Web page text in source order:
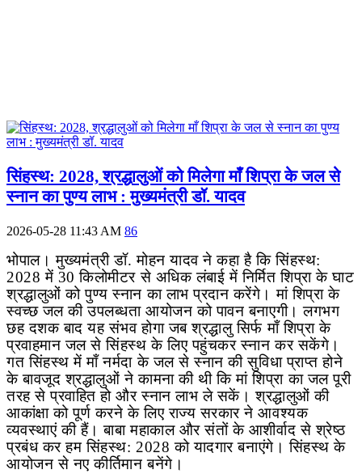
सिंहस्थ: 2028, श्रद्धालुओं को मिलेगा माँ शिप्रा के जल से
स्नान का पुण्य लाभ : मुख्यमंत्री डॉ. यादव
2026-05-28 11:43 AM 86
भोपाल। मुख्यमंत्री डॉ. मोहन यादव ने कहा है कि सिंहस्थ:
2028में 30किलोमीटर से अधिक लंबाई में निर्मित शिप्रा के घाट
श्रद्धालुओं को पुण्य स्नान का लाभ प्रदान करेंगे। मां शिप्रा के
स्वच्छ जल की उपलब्धता आयोजन को पावन बनाएगी। लगभग
छह दशक बाद यह संभव होगा जब श्रद्धालु सिर्फ माँ शिप्रा के
प्रवाहमान जल से सिंहस्थ के लिए पहुंचकर स्नान कर सकेंगे।
गत सिंहस्थ में माँ नर्मदा के जल से स्नान की सुविधा प्राप्त होने
के बावजूद श्रद्धालुओं ने कामना की थी कि मां शिप्रा का जल पूरी
तरह से प्रवाहित हो और स्नान लाभ ले सकें। श्रद्धालुओं की
आकांक्षा को पूर्ण करने के लिए राज्य सरकार ने आवश्यक
व्यवस्थाएं की हैं। बाबा महाकाल और संतों के आशीर्वाद से श्रेष्ठ
प्रबंध कर हम सिंहस्थ: 2028को यादगार बनाएंगे। सिंहस्थ के
आयोजन से नए कीर्तिमान बनेंगे।